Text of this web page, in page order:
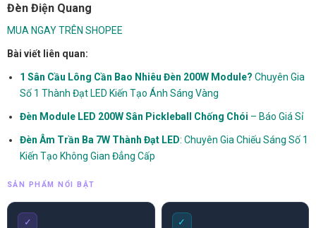
Đèn Điện Quang
MUA NGAY TRÊN SHOPEE
Bài viết liên quan:
1 Sân Cầu Lông Cần Bao Nhiêu Đèn 200W Module? Chuyên Gia
Số 1 Thành Đạt LED Kiến Tạo Ánh Sáng Vàng
Đèn Module LED 200W Sân Pickleball Chống Chói – Báo Giá Sỉ
Đèn Âm Trần Ba 7W Thành Đạt LED: Chuyên Gia Chiếu Sáng Số 1
Kiến Tạo Không Gian Đẳng Cấp
SẢN PHẨM NỔI BẬT
✓ ✓